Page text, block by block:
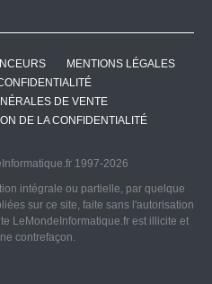
MENTIONS LÉGALES
DE VENTE
DE LA CONFIDENTIALITÉ
1997-2026
intégrale ou partielle, par quelque
sur ce site, faite sans l'autorisation
LeMondeInformatique.fr est illicite et
contrefaçon.